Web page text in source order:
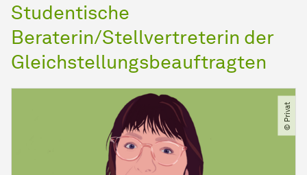
Studentische
Beraterin/Stellvertreterin der
Gleichstellungsbeauftragten
© Privat